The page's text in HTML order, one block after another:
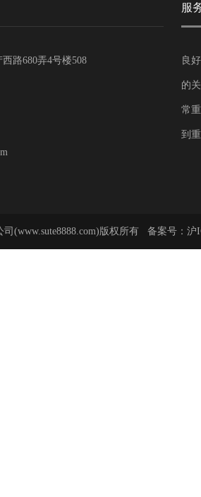
路680弄4号楼508
服
良
的
常
到
(www.sute8888.com)版权所有 备案号： 沪